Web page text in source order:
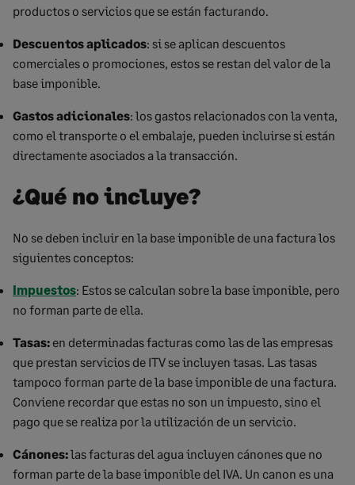
productos o servicios que se están facturando.
Descuentos aplicados: si se aplican descuentos
comerciales o promociones, estos se restan del valor de la
base imponible.
Gastos adicionales: los gastos relacionados con la venta,
como el transporte o el embalaje, pueden incluirse si están
directamente asociados a la transacción.
¿Qué no incluye?
No se deben incluir en la base imponible de una factura los
siguientes conceptos:
Impuestos: Estos se calculan sobre la base imponible, pero
no forman parte de ella.
Tasas: en determinadas facturas como las de las empresas
que prestan servicios de ITV se incluyen tasas. Las tasas
tampoco forman parte de la base imponible de una factura.
Conviene recordar que estas no son un impuesto, sino el
pago que se realiza por la utilización de un servicio.
Cánones:las facturas del agua incluyen cánones que no
forman parte de la base imponible del IVA. Un canon es una